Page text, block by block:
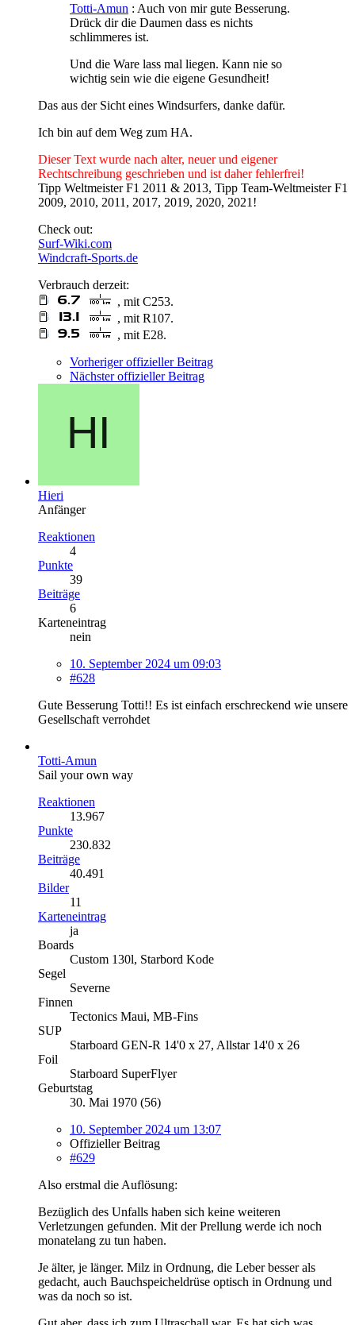
Totti-Amun : Auch von mir gute Besserung.
Drück dir die Daumen dass es nichts
schlimmeres ist.
Und die Ware lass mal liegen. Kann nie so
wichtig sein wie die eigene Gesundheit!
Das aus der Sicht eines Windsurfers, danke dafür.
Ich bin auf dem Weg zum HA.
Dieser Text wurde nach alter, neuer und eigener
Rechtschreibung geschrieben und ist daher fehlerfrei!
Tipp Weltmeister F1 2011 & 2013, Tipp Team-Weltmeister F1
2009, 2010, 2011, 2017, 2019, 2020, 2021!
Check out:
Surf-Wiki.com
Windcraft-Sports.de
Verbrauch derzeit:
, mit C253.
, mit R107.
, mit E28.
Vorheriger offizieller Beitrag
Nächster offizieller Beitrag
Hieri
Anfänger
Reaktionen
4
Punkte
39
Beiträge
6
Karteneintrag
nein
10. September 2024 um 09:03
#628
Gute Besserung Totti!! Es ist einfach erschreckend wie unsere
Gesellschaft verrohdet
Totti-Amun
Sail your own way
Reaktionen
13.967
Punkte
230.832
Beiträge
40.491
Bilder
11
Karteneintrag
ja
Boards
Custom 130l, Starbord Kode
Segel
Severne
Finnen
Tectonics Maui, MB-Fins
SUP
Starboard GEN-R 14'0 x 27, Allstar 14'0 x 26
Foil
Starboard SuperFlyer
Geburtstag
30. Mai 1970 (56)
10. September 2024 um 13:07
Offizieller Beitrag
#629
Also erstmal die Auflösung:
Bezüglich des Unfalls haben sich keine weiteren
Verletzungen gefunden. Mit der Prellung werde ich noch
monatelang zu tun haben.
Je älter, je länger. Milz in Ordnung, die Leber besser als
gedacht, auch Bauchspeicheldrüse optisch in Ordnung und
was da noch so ist.